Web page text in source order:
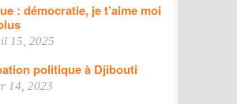
: démocratie, je t’aime moi
15, 2025
politique à Djibouti
14, 2023